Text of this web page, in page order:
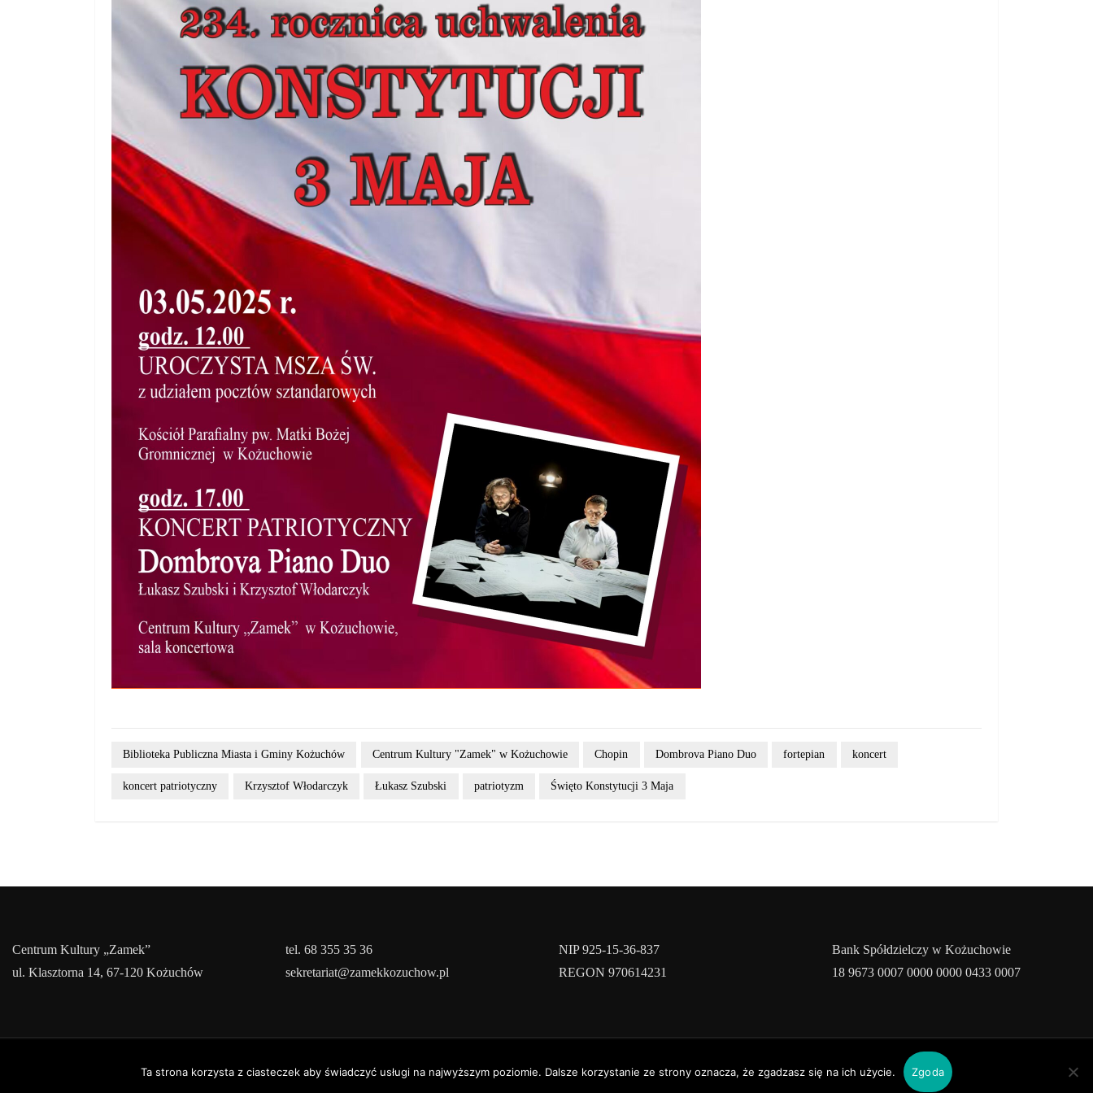
Biblioteka Publiczna Miasta i Gminy Kożuchów Centrum Kultury "Zamek" w Kożuchowie Chopin Dombrova Piano Duo fortepian koncert
koncert patriotyczny Krzysztof Włodarczyk Łukasz Szubski patriotyzm Święto Konstytucji 3 Maja
Centrum Kultury „Zamek”
ul. Klasztorna 14, 67-120 Kożuchów
tel. 68 355 35 36
sekretariat@zamekkozuchow.pl
NIP 925-15-36-837
REGON 970614231
Bank Spółdzielczy w Kożuchowie
18 9673 0007 0000 0000 0433 0007
Copyright © 2022 | Powered byWordPress |ConsultStreet theme byThemeArile
Ta strona korzysta z ciasteczek aby świadczyć usługi na najwyższym poziomie. Dalsze korzystanie ze strony oznacza, że zgadzasz się na ich użycie. Zgoda